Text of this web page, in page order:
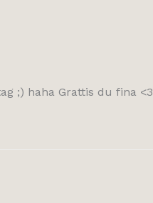
;) haha Grattis du fina <3